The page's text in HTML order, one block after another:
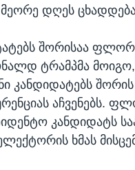
მეორე დღეს
შორისაა
ტრამპმა მოიგო,
კანდიდატებს
აჩვენებს.
კანდიდატს
ხმას